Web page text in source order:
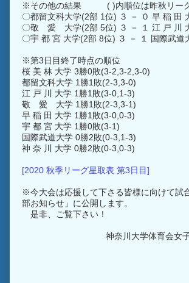
※その他の結果 ( )内順位は昨秋リー
〇都留文科大学(2部 1位) ３ － ０ 早 稲 田
〇敬 愛 大学(2部 5位) ３ － １ 江 戸 川
〇宇 都 宮 大学(2部 8位) ３ － １ 国際武道
※第3日目終了時点の順位
桜 美 林 大学 3勝0敗(3-2,3-2,3-0)
都留文科大学 1勝1敗(2-3,3-0)
江 戸 川 大学 1勝1敗(3-0,1-3)
敬 愛 大学 1勝1敗(2-3,3-1)
早 稲 田 大学 1勝1敗(3-0,0-3)
宇 都 宮 大学 1勝0敗(3-1)
国際武道大学 0勝2敗(0-3,1-3)
神 奈 川 大学 0勝2敗(0-3,0-3)
[2020 秋季リーグ星取表 第3日目]
※今大会は応援して下さる皆様に向けて試
部お知らせ」に公開します。
是非、ご覧下さい！
神奈川大学体育会女